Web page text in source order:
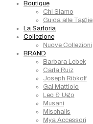
Boutique
Chi Siamo
Guida alle Taglie
La Sartoria
Collezione
Nuove Collezioni
BRAND
Barbara Lebek
Carla Ruiz
Joseph Ribkoff
Gai Mattiolo
Leo & Ugo
Musani
Mischalis
Mya Accessori